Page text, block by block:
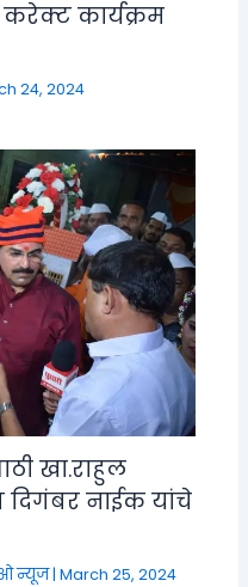
कार्यक्रम
24, 2024
खा.राहुल
दिगंबर नाईक यांचे
न्यूज|March 25, 2024